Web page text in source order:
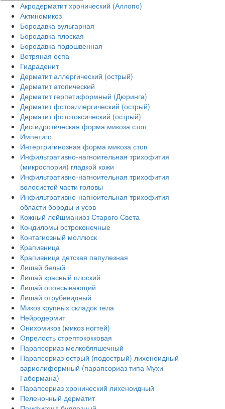
Акродерматит хронический (Аллопо)
Актиномикоз
Бородавка вульгарная
Бородавка плоская
Бородавка подошвенная
Ветряная оспа
Гидраденит
Дерматит аллергический (острый)
Дерматит атопический
Дерматит герпетиформный (Дюринга)
Дерматит фотоаллергический (острый)
Дерматит фототоксический (острый)
Дисгидротическая форма микоза стоп
Импетиго
Интертригинозная форма микоза стоп
Инфильтративно-нагноительная трихофития
(микроспория) гладкой кожи
Инфильтративно-нагноительная трихофития
волосистой части головы
Инфильтративно-нагноительная трихофития
области бороды и усов
Кожный лейшманиоз Старого Света
Кондиломы остроконечные
Контагиозный моллюск
Крапивница
Крапивница детская папулезная
Лишай белый
Лишай красный плоский
Лишай опоясывающий
Лишай отрубевидный
Микоз крупных складок тела
Нейродермит
Онихомикоз (микоз ногтей)
Опрелость стрептококковая
Парапсориаз мелкобляшечный
Парапсориаз острый (подострый) лихеноидный
вариолиформный (парапсориаз типа Мухи-
Габермана)
Парапсориаз хронический лихеноидный
Пеленочный дерматит